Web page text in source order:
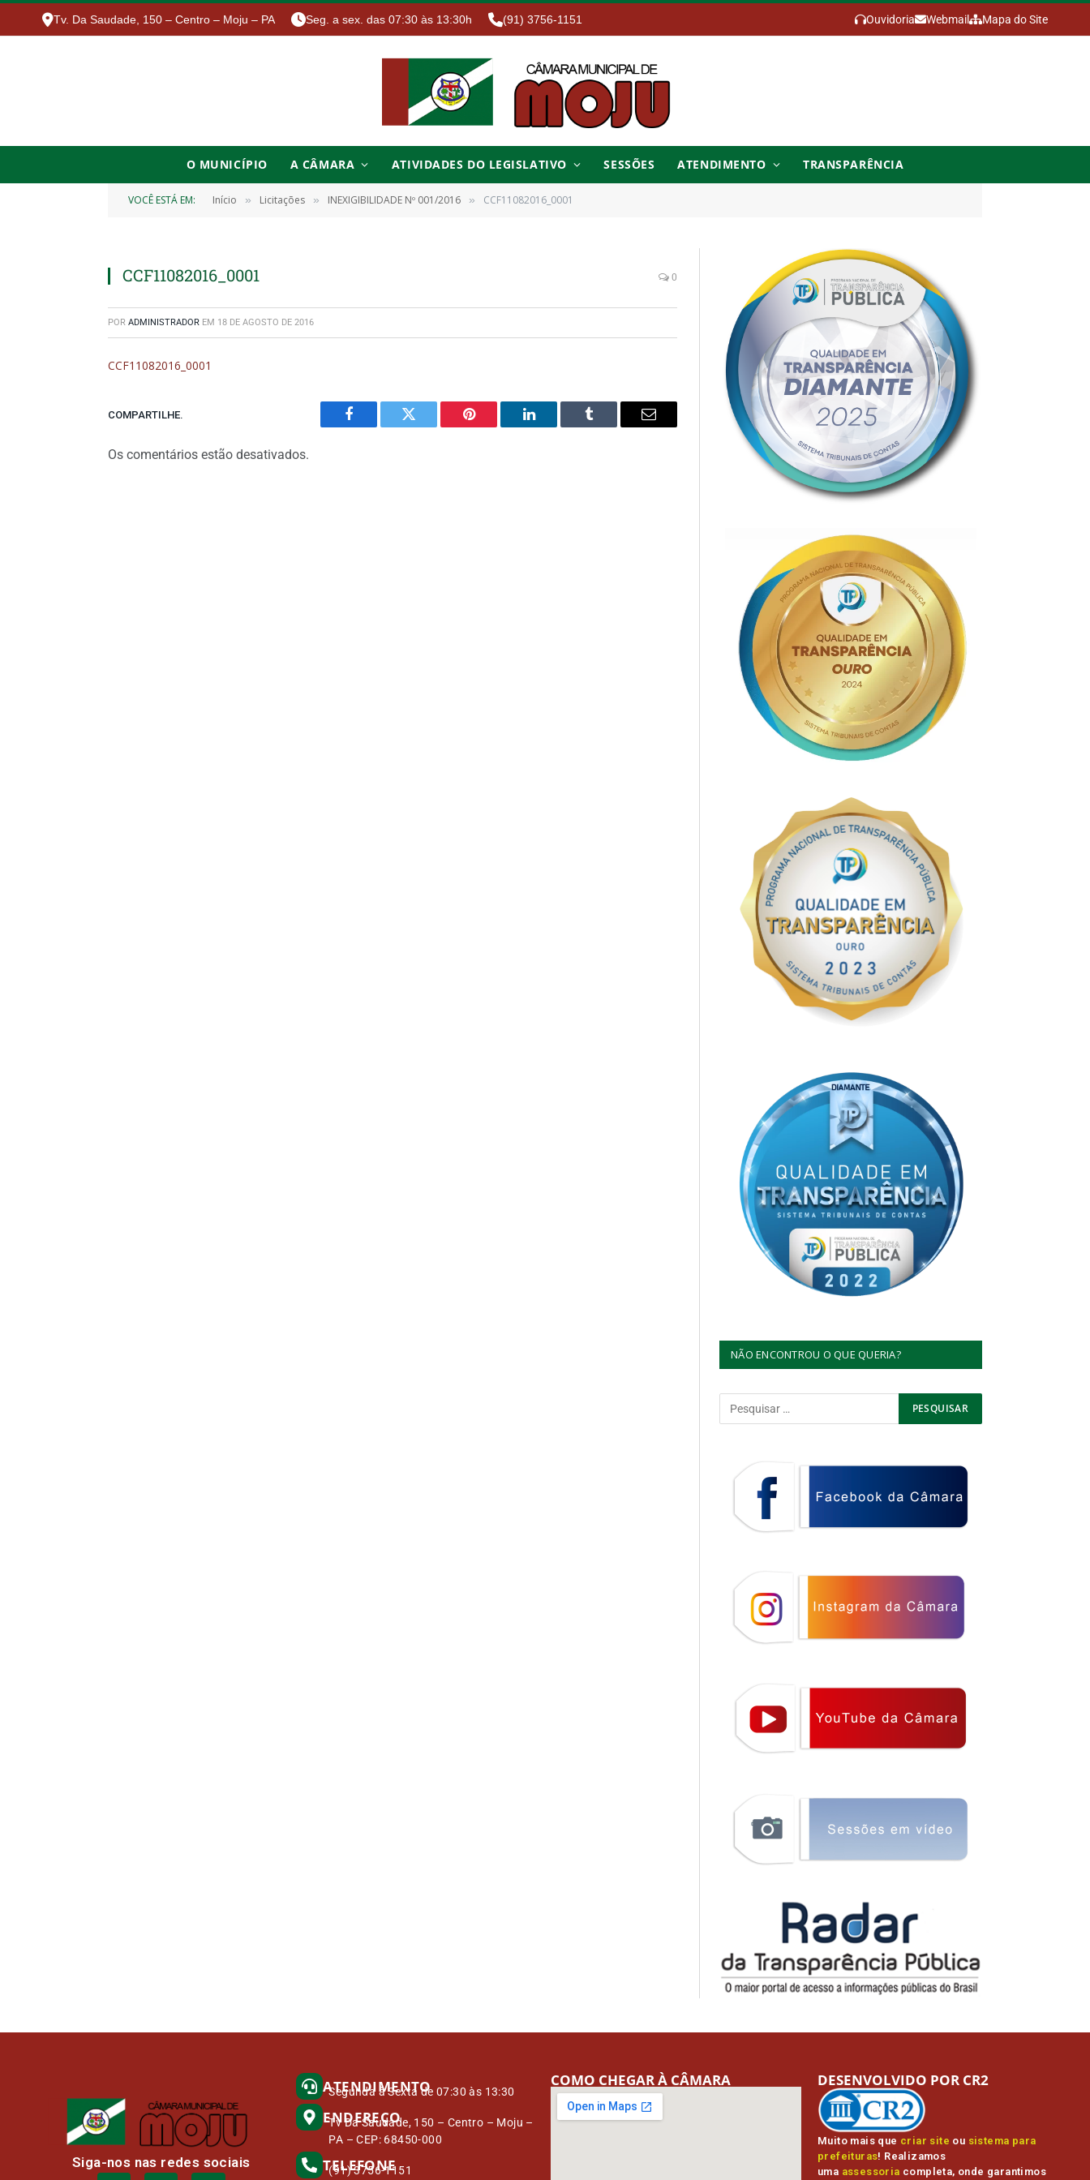
Tv. Da Saudade, 150 – Centro – Moju – PA Seg. a sex. das 07:30 às 13:30h (91) 3756-1151 Ouvidoria Webmail Mapa do Site
O MUNICÍPIO A CÂMARA ATIVIDADES DO LEGISLATIVO SESSÕES ATENDIMENTO TRANSPARÊNCIA
VOCÊ ESTÁ EM: Início » Licitações » INEXIGIBILIDADE Nº 001/2016 » CCF11082016_0001
CCF11082016_0001 0
POR ADMINISTRADOR EM 18 DE AGOSTO DE 2016
CCF11082016_0001
COMPARTILHE.
Facebook Twitter Pinterest
O
Tumblr
E-
Os comentários estão desativados.
NÃO ENCONTROU O QUE QUERIA?
Siga-nos nas redes sociais
ATENDIMENTO
Segunda à Sexta de 07:30 às 13:30
ENDEREÇO
Tv Da Saudade, 150 – Centro – Moju –
PA – CEP: 68450-000
TELEFONE
(91) 3756-1151
COMO CHEGAR À CÂMARA
Muito mais que criar site ou sistema para
prefeituras! Realizamos
uma assessoria completa, onde garantimos
DESENVOLVIDO POR CR2